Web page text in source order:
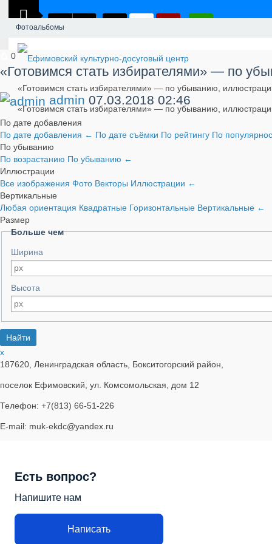
«Готовимся стать избирателями» — по убыванию,
«Готовимся стать избирателями» — по убыванию,
Фотоальбомы
0
«Готовимся стать избирателями» — по
admin 07.03.2018 02:46
По дате добавления
По дате добавления ← По дате съёмки По рейтингу По
По убыванию
По возрастанию По убыванию ←
Иллюстрации
Все изображения Фото Векторы Иллюстрации ←
Вертикальные
Любая ориентация Квадратные Горизонтальные Вертикальные ←
Размер
Больше чем
Ширина
Высота
x
187620, Ленинградская область, Бокситогорский район,
поселок Ефимовский, ул. Комсомольская, дом 12
Телефон: +7(813) 66-51-226
E-mail: muk-ekdc@yandex.ru
Есть вопрос?
Напишите нам
Написать